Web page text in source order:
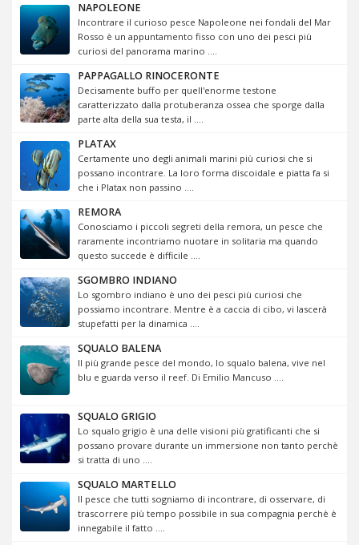
NAPOLEONE
Incontrare il curioso pesce Napoleone nei fondali del Mar
Rosso è un appuntamento fisso con uno dei pesci più
curiosi del panorama marino ....
PAPPAGALLO RINOCERONTE
Decisamente buffo per quell'enorme testone
caratterizzato dalla protuberanza ossea che sporge dalla
parte alta della sua testa, il ....
PLATAX
Certamente uno degli animali marini più curiosi che si
possano incontrare. La loro forma discoidale e piatta fa si
che i Platax non passino ....
REMORA
Conosciamo i piccoli segreti della remora, un pesce che
raramente incontriamo nuotare in solitaria ma quando
questo succede è difficile ....
SGOMBRO INDIANO
Lo sgombro indiano è uno dei pesci più curiosi che
possiamo incontrare. Mentre è a caccia di cibo, vi lascerà
stupefatti per la dinamica ....
SQUALO BALENA
Il più grande pesce del mondo, lo squalo balena, vive nel
blu e guarda verso il reef. Di Emilio Mancuso ....
SQUALO GRIGIO
Lo squalo grigio è una delle visioni più gratificanti che si
possano provare durante un immersione non tanto perchè
si tratta di uno ....
SQUALO MARTELLO
Il pesce che tutti sogniamo di incontrare, di osservare, di
trascorrere più tempo possibile in sua compagnia perchè è
innegabile il fatto ....